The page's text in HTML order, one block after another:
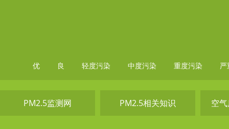
优 良 轻度污染 中度污染 重度污染 严
PM2.5监测网 PM2.5相关知识 空